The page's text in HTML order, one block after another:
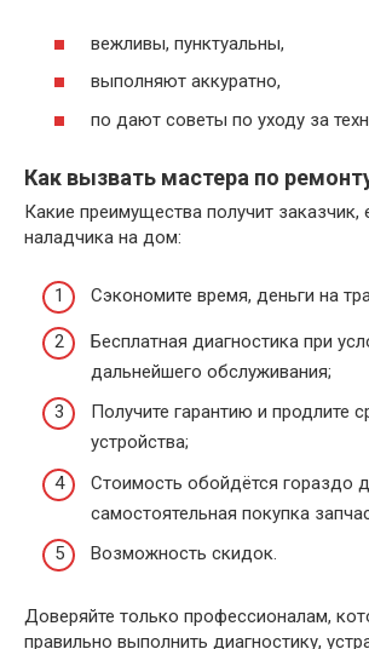
вежливы, пунктуальны,
выполняют аккуратно,
по дают советы по уходу за
Как вызвать мастера по
Какие преимущества получит заказчик,
наладчика на дом:
Сэкономите время, деньги на
Бесплатная диагностика при
дальнейшего обслуживания;
Получите гарантию и продлите
устройства;
Стоимость обойдётся гораздо
самостоятельная покупка
Возможность скидок.
Доверяйте только профессионалам,
правильно выполнить диагностику,